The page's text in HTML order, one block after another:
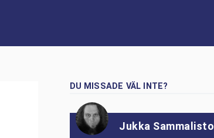
DU MISSADE VÄL INTE?
Jukka Sammalisto